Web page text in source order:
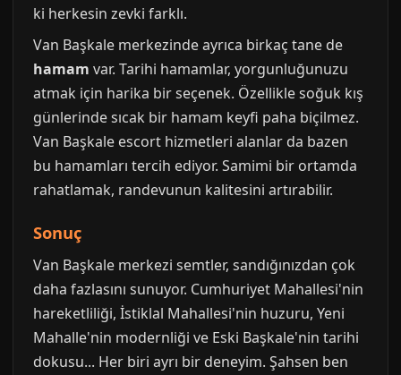
ki herkesin zevki farklı.
Van Başkale merkezinde ayrıca birkaç tane de
hamam var. Tarihi hamamlar, yorgunluğunuzu
atmak için harika bir seçenek. Özellikle soğuk kış
günlerinde sıcak bir hamam keyfi paha biçilmez.
Van Başkale escort hizmetleri alanlar da bazen
bu hamamları tercih ediyor. Samimi bir ortamda
rahatlamak, randevunun kalitesini artırabilir.
Sonuç
Van Başkale merkezi semtler, sandığınızdan çok
daha fazlasını sunuyor. Cumhuriyet Mahallesi'nin
hareketliliği, İstiklal Mahallesi'nin huzuru, Yeni
Mahalle'nin modernliği ve Eski Başkale'nin tarihi
dokusu... Her biri ayrı bir deneyim. Şahsen ben